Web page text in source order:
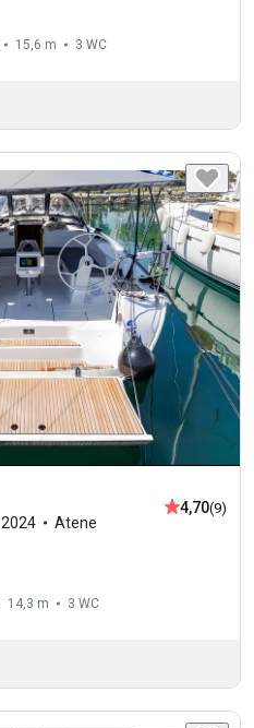
15,6 m 3 WC
2024 Atene
4,70(9)
14,3 m 3 WC